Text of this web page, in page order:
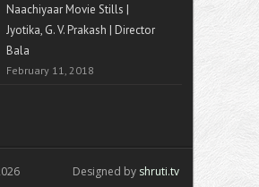
Naachiyaar Movie Stills |
Jyotika, G. V. Prakash | Director
Bala
February 11, 2018
Designed by shruti.tv